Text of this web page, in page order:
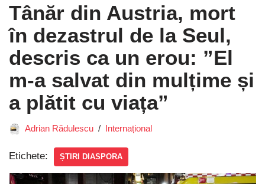
Tânăr din Austria, mort
în dezastrul de la Seul,
descris ca un erou: ”El
m-a salvat din mulțime și
a plătit cu viața”
Adrian Rădulescu Internațional
Etichete: ȘTIRI DIASPORA